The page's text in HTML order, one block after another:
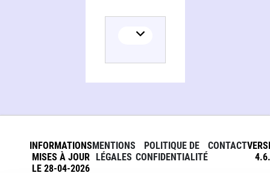
INFORMATIONS
MISES À JOUR
LE 28-04-2026
MENTIONS
LÉGALES
POLITIQUE DE
CONFIDENTIALITÉ
CONTACT